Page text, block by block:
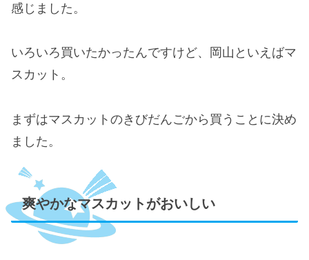
感じました。
いろいろ買いたかったんですけど、岡山といえばマ
スカット。
まずはマスカットのきびだんごから買うことに決め
ました。
爽やかなマスカットがおいしい